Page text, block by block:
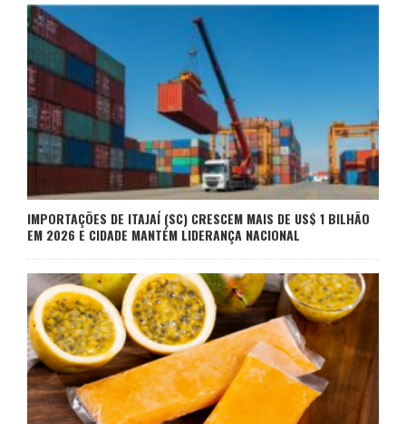
IMPORTAÇÕES DE ITAJAÍ (SC) CRESCEM MAIS DE US$ 1 BILHÃO
EM 2026 E CIDADE MANTÉM LIDERANÇA NACIONAL